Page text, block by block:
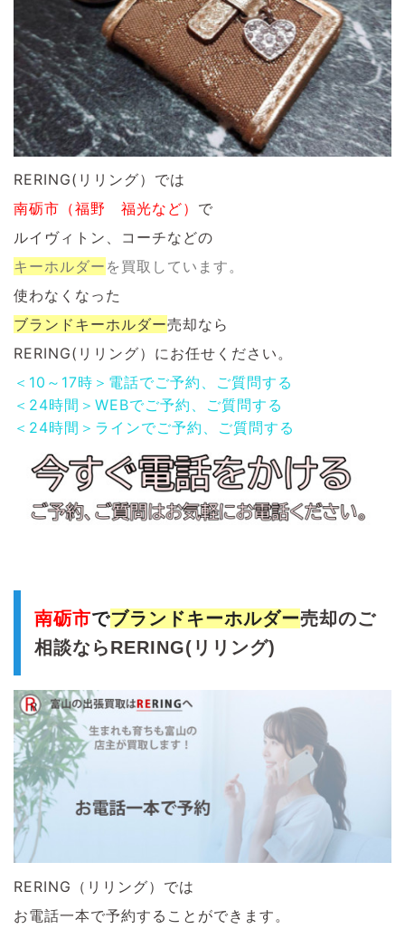
RERING(リリング）では
南砺市（福野 福光など） で
ルイヴィトン、コーチなどの
キーホルダー を 買取しています。
使わなくなった
ブランドキーホルダー売却なら
RERING(リリング）にお任せください。
＜10～17時＞電話でご予約、ご質問する
＜24時間＞WEBでご予約、ご質問する
＜24時間＞ラインでご予約、ご質問する
南砺市でブランドキーホルダー売却のご
相談ならRERING(リリング)
RERING（リリング）では
お電話一本で予約することができます。